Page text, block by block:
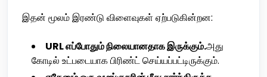
இதன் மூலம் இரண்டு விளைவுகள் ஏற்படுகின்றன:
URL எப்போதும் நிலையானதாக இருக்கும்.அது
கோடில் உட்படையாக பிரிண்ட் செய்யப்பட்டிருக்கும்.